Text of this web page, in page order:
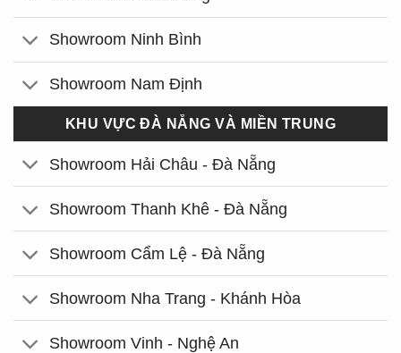
Showroom Ninh Bình
Showroom Nam Định
KHU VỰC ĐÀ NẴNG VÀ MIỀN TRUNG
Showroom Hải Châu - Đà Nẵng
Showroom Thanh Khê - Đà Nẵng
Showroom Cẩm Lệ - Đà Nẵng
Showroom Nha Trang - Khánh Hòa
Showroom Vinh - Nghệ An